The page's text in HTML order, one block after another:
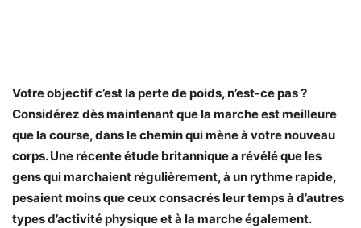
Votre objectif c’est la perte de poids, n’est-ce pas ?
Considérez dès maintenant que la marche est meilleure
que la course, dans le chemin qui mène à votre nouveau
corps. Une récente étude britannique a révélé que les
gens qui marchaient régulièrement, à un rythme rapide,
pesaient moins que ceux consacrés leur temps à d’autres
types d’activité physique et à la marche également.